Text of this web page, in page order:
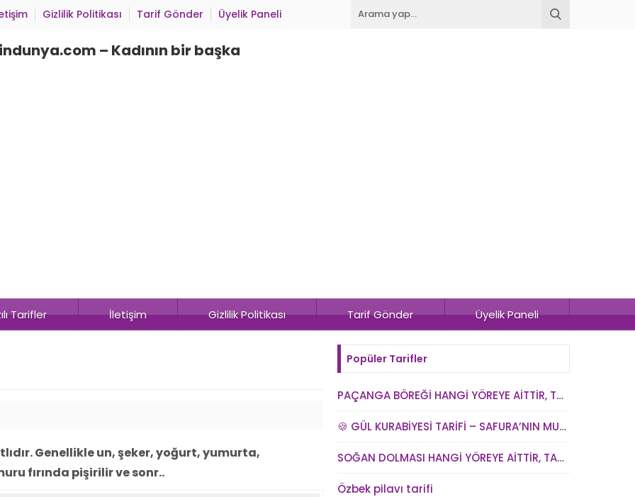
Gizlilik Politikası Tarif Gönder Üyelik Paneli
Tarifler İletişim Gizlilik Politikası Tarif Gönder Üyelik Paneli
Genellikle un, şeker, yoğurt, yumurta,
fırında pişirilir ve sonr..
Popüler Tarifler
PAÇANGA BÖREĞİ HANGİ YÖREYE AİTTİR, TARİHİ NEDİR? VE PAÇANGA BÖREĞİ TARİFİ
🍪 GÜL KURABİYESİ TARİFİ – SAFURA’NIN MUTFAĞI (kadindunya.com)
SOĞAN DOLMASI HANGİ YÖREYE AİTTİR, TARİHİ NEDİR? SOĞAN DOLMASI TARİFİ
Özbek pilavı tarifi